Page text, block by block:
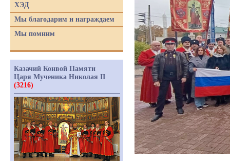
ХЭД
Мы благодарим и награждаем
Мы помним
Казачий Конвой Памяти
Царя Мученика Николая II
(3216)